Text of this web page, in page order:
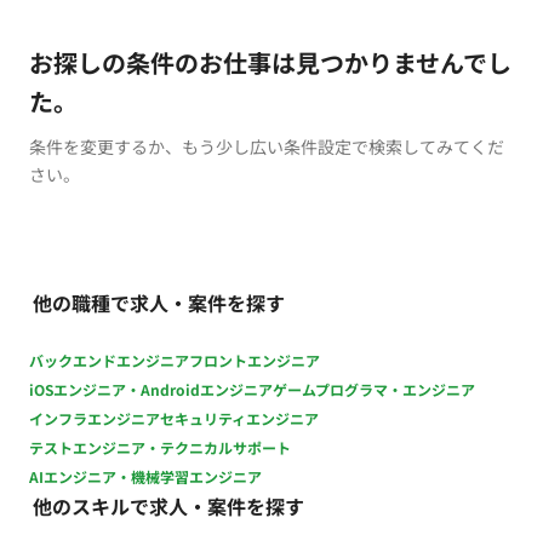
お探しの条件のお仕事は見つかりませんでし
た。
条件を変更するか、もう少し広い条件設定で検索してみてくだ
さい。
他の職種で求人・案件を探す
バックエンドエンジニアフロントエンジニア
iOSエンジニア・Androidエンジニアゲームプログラマ・エンジニア
インフラエンジニアセキュリティエンジニア
テストエンジニア・テクニカルサポート
AIエンジニア・機械学習エンジニア
他のスキルで求人・案件を探す